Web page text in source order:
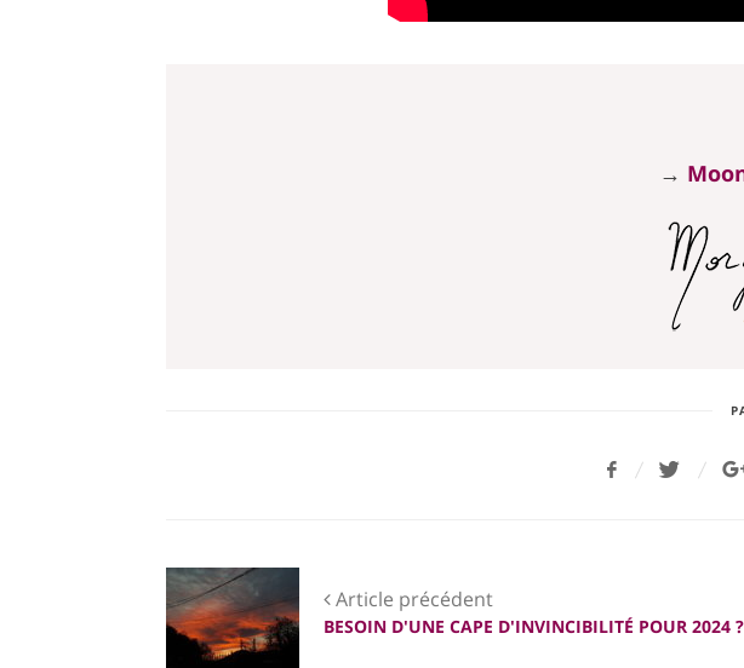
→
Article précédent
BESOIN D'UNE CAPE D'INVINCIBILITÉ POUR 2024 ?